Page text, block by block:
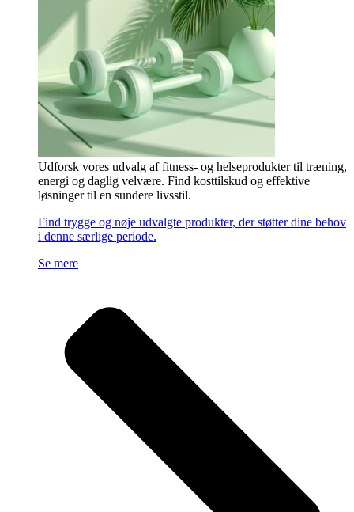
Udforsk vores udvalg af fitness- og helseprodukter til træning,
energi og daglig velvære. Find kosttilskud og effektive
løsninger til en sundere livsstil.
Find trygge og nøje udvalgte produkter, der støtter dine behov
i denne særlige periode.
Se mere